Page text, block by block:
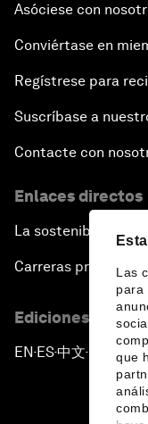
Las
para
que
Asóciese con
Conviértase en
Regístrese para
Suscríbase a
Contacte con
Enlaces directos
La sostenibilidad en
Carreras
Ediciones en
EN ▪ ES▪中文▪ 日本語